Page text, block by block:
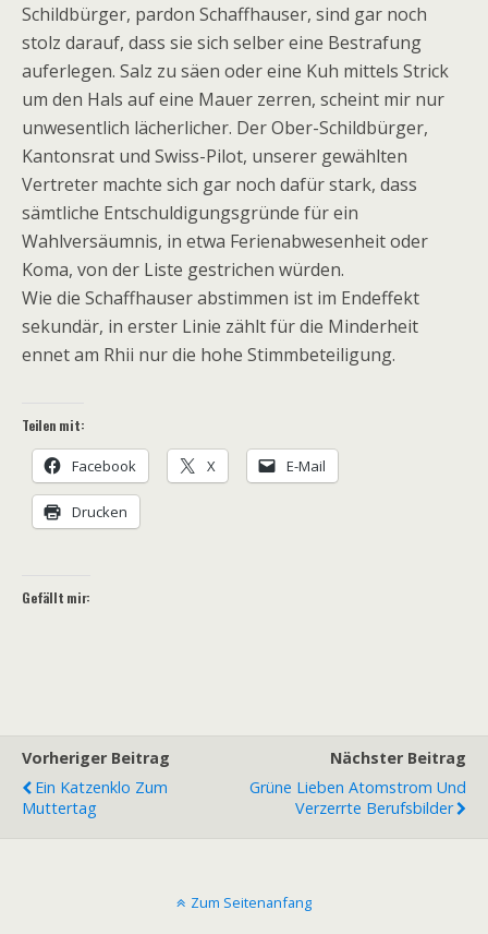
Schildbürger, pardon Schaffhauser, sind gar noch
stolz darauf, dass sie sich selber eine Bestrafung
auferlegen. Salz zu säen oder eine Kuh mittels Strick
um den Hals auf eine Mauer zerren, scheint mir nur
unwesentlich lächerlicher. Der Ober-Schildbürger,
Kantonsrat und Swiss-Pilot, unserer gewählten
Vertreter machte sich gar noch dafür stark, dass
sämtliche Entschuldigungsgründe für ein
Wahlversäumnis, in etwa Ferienabwesenheit oder
Koma, von der Liste gestrichen würden.
Wie die Schaffhauser abstimmen ist im Endeffekt
sekundär, in erster Linie zählt für die Minderheit
ennet am Rhii nur die hohe Stimmbeteiligung.
Teilen mit:
Facebook X E-Mail
Drucken
Gefällt mir:
Vorheriger Beitrag
Ein Katzenklo Zum
Muttertag
Nächster Beitrag
Grüne Lieben Atomstrom Und
Verzerrte Berufsbilder
Zum Seitenanfang